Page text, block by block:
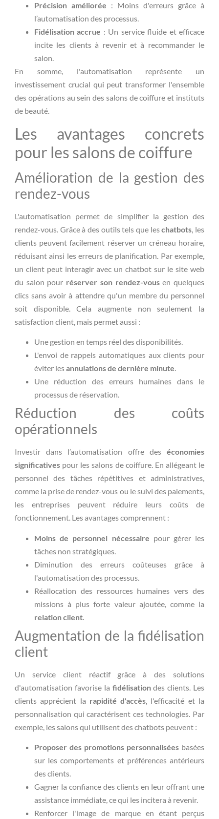
Précision améliorée : Moins d'erreurs grâce à
l’automatisation des processus.
Fidélisation accrue : Un service fluide et efficace
incite les clients à revenir et à recommander le
salon.
En somme, l'automatisation représente un
investissement crucial qui peut transformer l'ensemble
des opérations au sein des salons de coiffure et instituts
de beauté.
Les avantages concrets
pour les salons de coiffure
Amélioration de la gestion des
rendez-vous
L'automatisation permet de simplifier la gestion des
rendez-vous. Grâce à des outils tels que leschatbots, les
clients peuvent facilement réserver un créneau horaire,
réduisant ainsi les erreurs de planification. Par exemple,
un client peut interagir avec un chatbot sur le site web
du salon pour réserver son rendez-vousen quelques
clics sans avoir à attendre qu'un membre du personnel
soit disponible. Cela augmente non seulement la
satisfaction client, mais permet aussi :
Une gestion en temps réel des disponibilités.
L'envoi de rappels automatiques aux clients pour
éviter lesannulations de dernière minute.
Une réduction des erreurs humaines dans le
processus de réservation.
Réduction des coûts
opérationnels
Investir dans l’automatisation offre des économies
significatives pour les salons de coiffure. En allégeant le
personnel des tâches répétitives et administratives,
comme la prise de rendez-vous ou le suivi des paiements,
les entreprises peuvent réduire leurs coûts de
fonctionnement. Les avantages comprennent :
Moins de personnel nécessaire pour gérer les
tâches non stratégiques.
Diminution des erreurs coûteuses grâce à
l'automatisation des processus.
Réallocation des ressources humaines vers des
missions à plus forte valeur ajoutée, comme la
relation client
Augmentation de la fidélisation
client
Un service client réactif grâce à des solutions
d'automatisation favorise la fidélisationdes clients. Les
clients apprécient la rapidité d'accès , l'efficacité et la
personnalisation qui caractérisent ces technologies. Par
exemple, les salons qui utilisent des chatbots peuvent :
Proposer des promotions personnalisées basées
sur les comportements et préférences antérieurs
des clients.
Gagner la confiance des clients en leur offrant une
assistance immédiate, ce qui les incitera à revenir.
Renforcer l'image de marque en étant perçus